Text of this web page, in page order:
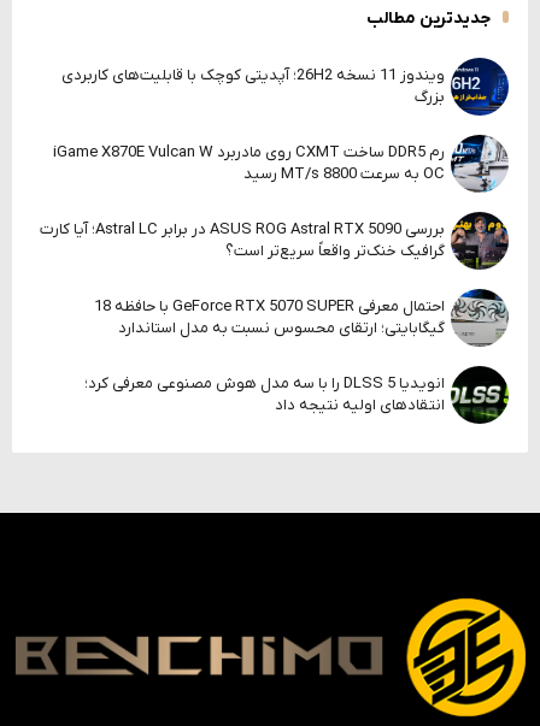
جدیدترین مطالب
ویندوز 11 نسخه 26H2؛ آپدیتی کوچک با قابلیت‌های کاربردی
بزرگ
رم DDR5 ساخت CXMT روی مادربرد iGame X870E Vulcan W
OC به سرعت 8800 MT/s رسید
بررسی ASUS ROG Astral RTX 5090 در برابر Astral LC؛ آیا کارت
گرافیک خنک‌تر واقعاً سریع‌تر است؟
احتمال معرفی GeForce RTX 5070 SUPER با حافظه 18
گیگابایتی؛ ارتقای محسوس نسبت به مدل استاندارد
انویدیا DLSS 5 را با سه مدل هوش مصنوعی معرفی کرد؛
انتقادهای اولیه نتیجه داد